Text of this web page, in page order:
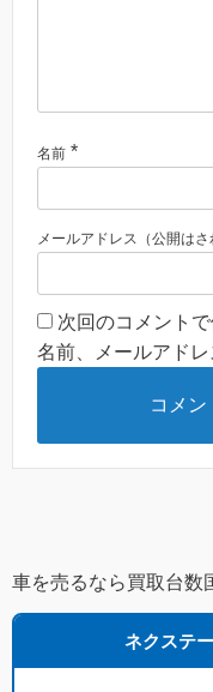
名前 *
メールアドレス（公開はさ
次回のコメント
名前、メールアドレ
車を売るなら買取台数
ネクステ